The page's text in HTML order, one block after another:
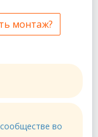
монтаж?
во